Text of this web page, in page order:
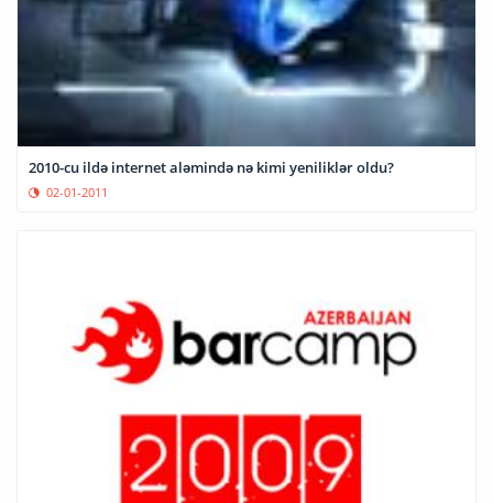
2010-cu ildə internet aləmində nə kimi yeniliklər oldu?
02-01-2011